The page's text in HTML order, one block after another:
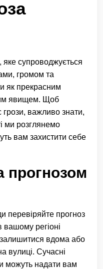
супроводжується
громом та
як прекрасним
явищем. Щоб
грози, важливо знати,
ми розглянемо
вам захистити себе
прогнозом
перевіряйте прогноз
регіоні
залишитися вдома або
вулиці. Сучасні
можуть надати вам